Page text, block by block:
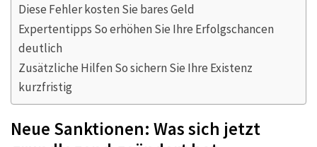
Diese Fehler kosten Sie bares Geld
Expertentipps So erhöhen Sie Ihre Erfolgschancen
deutlich
Zusätzliche Hilfen So sichern Sie Ihre Existenz
kurzfristig
Neue Sanktionen: Was sich jetzt